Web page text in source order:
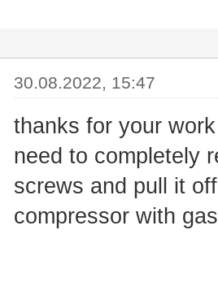
30.08.2022, 15:47
thanks for your
need to completely
screws and pull it
compressor with